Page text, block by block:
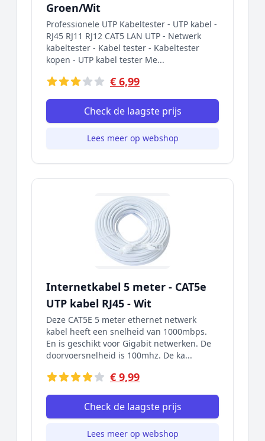
Groen/Wit
Professionele UTP Kabeltester - UTP kabel -
RJ45 RJ11 RJ12 CAT5 LAN UTP - Netwerk
kabeltester - Kabel tester - Kabeltester
kopen - UTP kabel tester Me...
€ 6,99
Check de laagste prijs
Lees meer op webshop
Internetkabel 5 meter - CAT5e
UTP kabel RJ45 - Wit
Deze CAT5E 5 meter ethernet netwerk
kabel heeft een snelheid van 1000mbps.
En is geschikt voor Gigabit netwerken. De
doorvoersnelheid is 100mhz. De ka...
€ 9,99
Check de laagste prijs
Lees meer op webshop